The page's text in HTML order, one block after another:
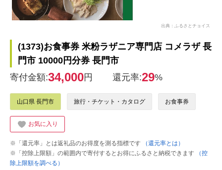
出典：ふるさとチョイス
(1373)お食事券 米粉ラザニア専門店 コメラザ 長
門市 10000円分券 長門市
寄付金額:34,000円 還元率:29%
山口県 長門市 旅行・チケット・カタログ お食事券
お気に入り
※「還元率」とは返礼品のお得度を測る指標です
（還元率とは）
※「控除上限額」の範囲内で寄付するとお得にふるさと納税できます
（控
除上限額を調べる）